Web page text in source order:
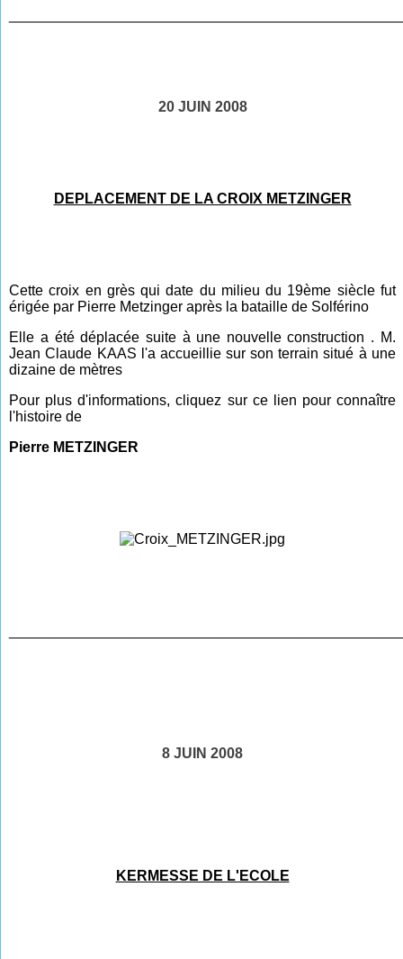
20 JUIN 2008
DEPLACEMENT DE LA CROIX METZINGER
Cette croix en grès qui date du milieu du 19ème siècle fut
érigée par Pierre Metzinger après la bataille de Solférino
Elle a été déplacée suite à une nouvelle construction . M.
Jean Claude KAAS l'a accueillie sur son terrain situé à une
dizaine de mètres
Pour plus d'informations, cliquez sur ce lien pour connaître
l'histoire de
Pierre METZINGER
8 JUIN 2008
KERMESSE DE L'ECOLE